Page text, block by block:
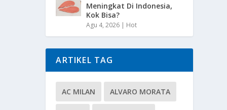
Meningkat Di Indonesia,
Kok Bisa?
Agu 4, 2026 | Hot
ARTIKEL TAG
AC MILAN ALVARO MORATA